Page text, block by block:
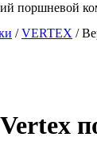
поршневой
/ VERTEX /